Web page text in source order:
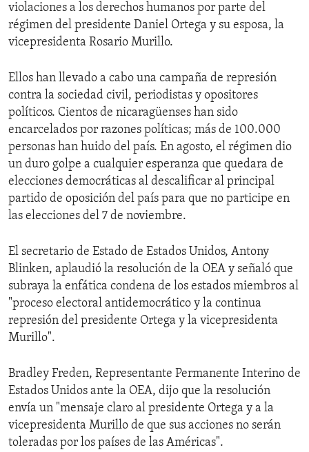
violaciones a los derechos humanos por parte del
régimen del presidente Daniel Ortega y su esposa, la
vicepresidenta Rosario Murillo.
Ellos han llevado a cabo una campaña de represión
contra la sociedad civil, periodistas y opositores
políticos. Cientos de nicaragüenses han sido
encarcelados por razones políticas; más de 100.000
personas han huido del país. En agosto, el régimen dio
un duro golpe a cualquier esperanza que quedara de
elecciones democráticas al descalificar al principal
partido de oposición del país para que no participe en
las elecciones del 7 de noviembre.
El secretario de Estado de Estados Unidos, Antony
Blinken, aplaudió la resolución de la OEA y señaló que
subraya la enfática condena de los estados miembros al
"proceso electoral antidemocrático y la continua
represión del presidente Ortega y la vicepresidenta
Murillo".
Bradley Freden, Representante Permanente Interino de
Estados Unidos ante la OEA, dijo que la resolución
envía un "mensaje claro al presidente Ortega y a la
vicepresidenta Murillo de que sus acciones no serán
toleradas por los países de las Américas".